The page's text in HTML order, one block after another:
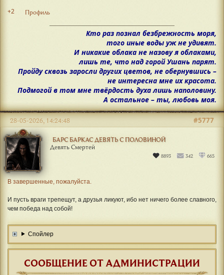
+2 Профиль
Кто раз познал безбрежность моря,
того иные воды уж не удивят.
И никакие облака не назову я облаками,
лишь те, что над горой Ушань парят.
Пройду сквозь заросли других цветов, не обернувшись –
не интересна мне их красота.
Подмогой в том мне твёрдость духа лишь наполовину.
А остальное – ты, любовь моя.
БАРС БАРКАС ДЕВЯТЬ С ПОЛОВИНОЙ
Девять Смертей
8893 342 665
#5777
28-05-2026, 14:24:48
В завершенные, пожалуйста.
И пусть враги трепещут, а друзья ликуют, ибо нет ничего более славного,
чем победа над собой!
Спойлер
СООБЩЕНИЕ ОТ АДМИНИСТРАЦИИ